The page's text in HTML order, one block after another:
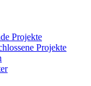
Projekte
Projekte